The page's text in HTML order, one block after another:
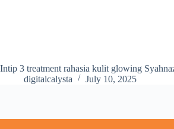
Intip 3 treatment rahasia kulit glowing
digitalcalysta
July 10, 2025